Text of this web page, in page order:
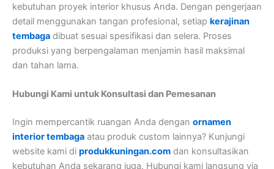
kebutuhan proyek interior khusus Anda. Dengan pengerjaan
detail menggunakan tangan profesional, setiap kerajinan
tembaga dibuat sesuai spesifikasi dan selera. Proses
produksi yang berpengalaman menjamin hasil maksimal
dan tahan lama.
Hubungi Kami untuk Konsultasi dan Pemesanan
Ingin mempercantik ruangan Anda dengan ornamen
interior tembaga atau produk custom lainnya? Kunjungi
website kami di produkkuningan.com dan konsultasikan
kebutuhan Anda sekarang juga. Hubungi kami langsung via